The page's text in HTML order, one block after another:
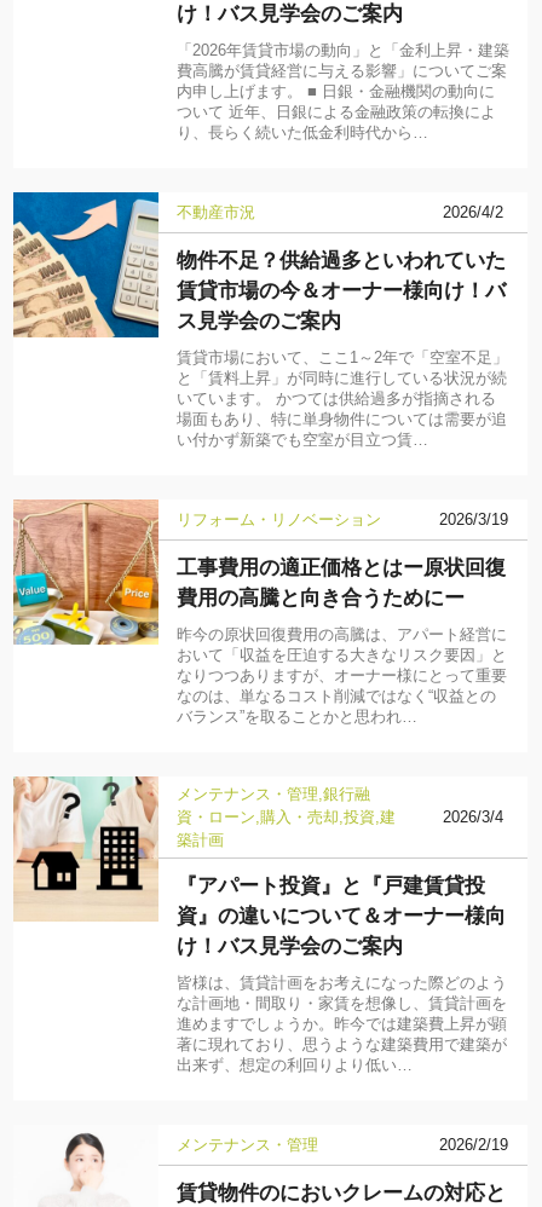
け！バス見学会のご案内
「2026年賃貸市場の動向」と「金利上昇・建築
費高騰が賃貸経営に与える影響」についてご案
内申し上げます。 ■ 日銀・金融機関の動向に
ついて 近年、日銀による金融政策の転換によ
り、長らく続いた低金利時代から…
不動産市況 2026/4/2
物件不足？供給過多といわれていた
賃貸市場の今＆オーナー様向け！バ
ス見学会のご案内
賃貸市場において、ここ1～2年で「空室不足」
と「賃料上昇」が同時に進行している状況が続
いています。 かつては供給過多が指摘される
場面もあり、特に単身物件については需要が追
い付かず新築でも空室が目立つ賃…
リフォーム・リノベーション 2026/3/19
工事費用の適正価格とはー原状回復
費用の高騰と向き合うためにー
昨今の原状回復費用の高騰は、アパート経営に
おいて「収益を圧迫する大きなリスク要因」と
なりつつありますが、オーナー様にとって重要
なのは、単なるコスト削減ではなく“収益との
バランス”を取ることかと思われ…
メンテナンス・管理 銀行融
資・ローン 購入・売却 投資 建
築計画
2026/3/4
『アパート投資』と『戸建賃貸投
資』の違いについて＆オーナー様向
け！バス見学会のご案内
皆様は、賃貸計画をお考えになった際どのよう
な計画地・間取り・家賃を想像し、賃貸計画を
進めますでしょうか。昨今では建築費上昇が顕
著に現れており、思うような建築費用で建築が
出来ず、想定の利回りより低い…
メンテナンス・管理 2026/2/19
賃貸物件のにおいクレームの対応と